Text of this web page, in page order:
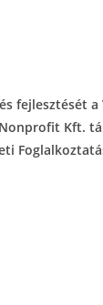
fejlesztését
Kft.